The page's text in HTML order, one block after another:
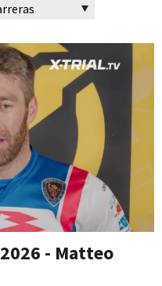
- Matteo